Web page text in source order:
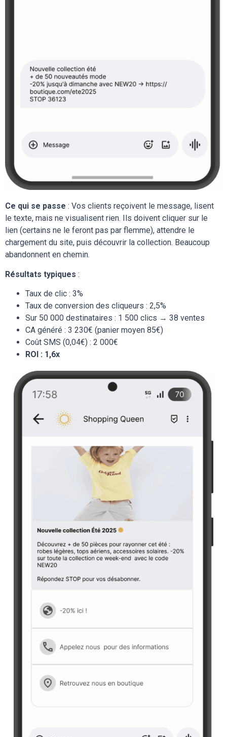
Ce qui se passe : Vos clients reçoivent le message, lisent
le texte, mais ne visualisent rien. Ils doivent cliquer sur le
lien (certains ne le feront pas par flemme), attendre le
chargement du site, puis découvrir la collection. Beaucoup
abandonnent en chemin.
Résultats typiques :
Taux de clic : 3%
Taux de conversion des cliqueurs : 2,5%
Sur 50 000 destinataires : 1 500 clics → 38 ventes
CA généré : 3 230€ (panier moyen 85€)
Coût SMS (0,04€) : 2 000€
ROI : 1,6x